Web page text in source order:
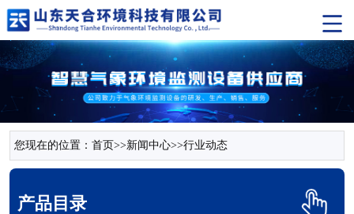
您现在的位置： 首页>>新闻中心>>行业动态
产品目录